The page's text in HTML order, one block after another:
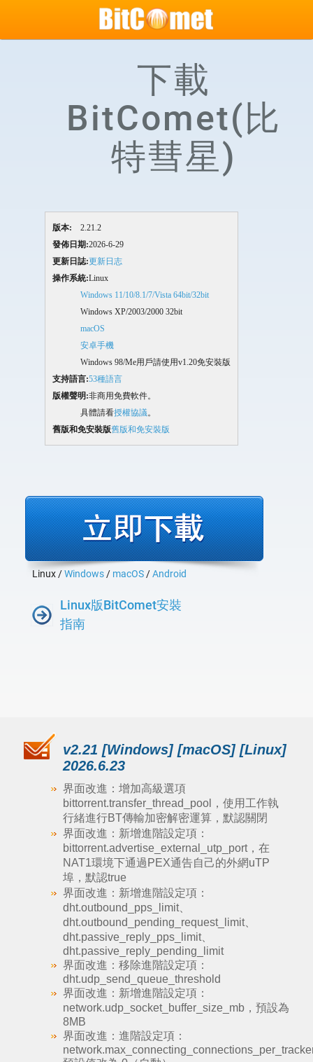
下載
BitComet(比
特彗星)
版本:
2.21.2
發佈日期:2026-6-29
更新日誌:更新日志
操作系統:Linux
Windows 11/10/8.1/7/Vista 64bit/32bit
Windows XP/2003/2000 32bit
macOS
安卓手機
Windows 98/Me用戶請使用v1.20免安裝版
支持語言:53種語言
版權聲明:非商用免費軟件。
具體請看授權協議。
舊版和免安裝版舊版和免安裝版
Linux /Windows / macOS /Android
Linux版BitComet安裝
指南
v2.21 [Windows] [macOS] [Linux]
2026.6.23
界面改進：增加高級選項
bittorrent.transfer_thread_pool，使用工作執
行緒進行BT傳輸加密解密運算，默認關閉
界面改進：新增進階設定項：
bittorrent.advertise_external_utp_port，在
NAT1環境下通過PEX通告自己的外網uTP
埠，默認true
界面改進：新增進階設定項：
dht.outbound_pps_limit、
dht.outbound_pending_request_limit、
dht.passive_reply_pps_limit、
dht.passive_reply_pending_limit
界面改進：移除進階設定項：
dht.udp_send_queue_threshold
界面改進：新增進階設定項：
network.udp_socket_buffer_size_mb，預設為
8MB
界面改進：進階設定項：